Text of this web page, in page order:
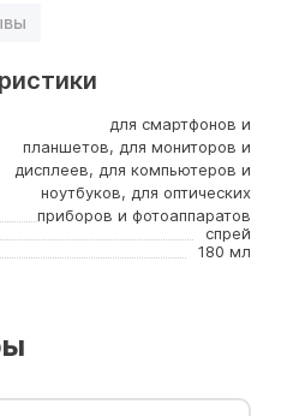
для смартфонов и
планшетов, для мониторов и
дисплеев, для компьютеров и
ноутбуков, для оптических
приборов и фотоаппаратов
спрей
180 мл